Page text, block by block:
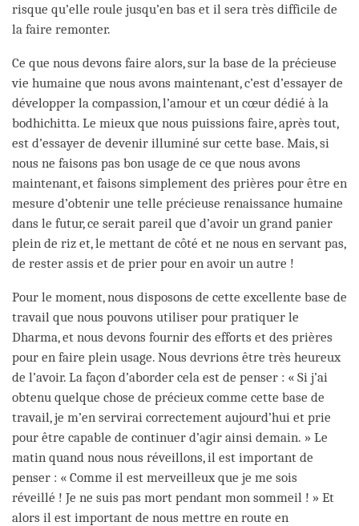
risque qu’elle roule jusqu’en bas et il sera très difficile de
la faire remonter.
Ce que nous devons faire alors, sur la base de la précieuse
vie humaine que nous avons maintenant, c’est d’essayer de
développer la compassion, l’amour et un cœur dédié à la
bodhichitta. Le mieux que nous puissions faire, après tout,
est d’essayer de devenir illuminé sur cette base. Mais, si
nous ne faisons pas bon usage de ce que nous avons
maintenant, et faisons simplement des prières pour être en
mesure d’obtenir une telle précieuse renaissance humaine
dans le futur, ce serait pareil que d’avoir un grand panier
plein de riz et, le mettant de côté et ne nous en servant pas,
de rester assis et de prier pour en avoir un autre !
Pour le moment, nous disposons de cette excellente base de
travail que nous pouvons utiliser pour pratiquer le
Dharma, et nous devons fournir des efforts et des prières
pour en faire plein usage. Nous devrions être très heureux
de l’avoir. La façon d’aborder cela est de penser : « Si j’ai
obtenu quelque chose de précieux comme cette base de
travail, je m’en servirai correctement aujourd’hui et prie
pour être capable de continuer d’agir ainsi demain. » Le
matin quand nous nous réveillons, il est important de
penser : « Comme il est merveilleux que je me sois
réveillé ! Je ne suis pas mort pendant mon sommeil ! » Et
alors il est important de nous mettre en route en